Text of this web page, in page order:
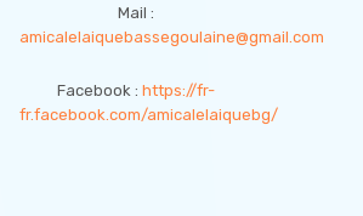
Mail :
amicalelaiquebassegoulaine@gmail.com
Facebook : https://fr-
fr.facebook.com/amicalelaiquebg/